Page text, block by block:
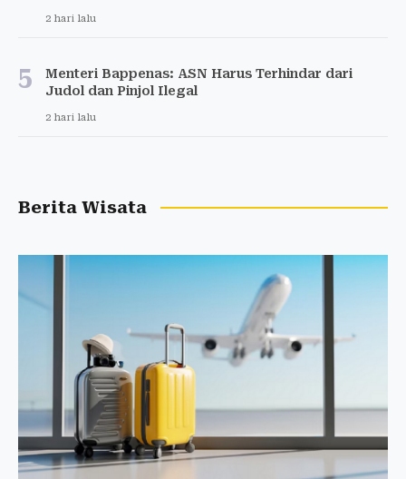
2 hari lalu
5
Menteri Bappenas: ASN Harus Terhindar dari
Judol dan Pinjol Ilegal
2 hari lalu
Berita Wisata